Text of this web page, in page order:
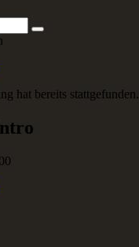
hat bereits stattgefunden.